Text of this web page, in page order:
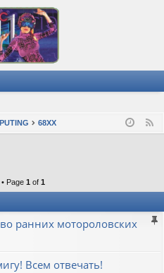
68XX
Page 1 of 1
ранних мотороловских
Всем отвечать!